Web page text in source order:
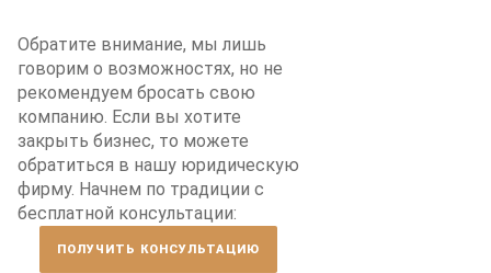
Обратите внимание, мы лишь
говорим о возможностях, но не
рекомендуем бросать свою
компанию. Если вы хотите
закрыть бизнес, то можете
обратиться в нашу юридическую
фирму. Начнем по традиции с
бесплатной консультации:
ПОЛУЧИТЬ КОНСУЛЬТАЦИЮ